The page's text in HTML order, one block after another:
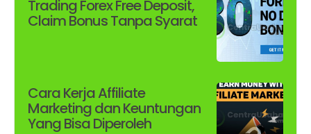
Trading Forex Free Deposit,
Claim Bonus Tanpa Syarat
Cara Kerja Affiliate
Marketing dan Keuntungan
Yang Bisa Diperoleh